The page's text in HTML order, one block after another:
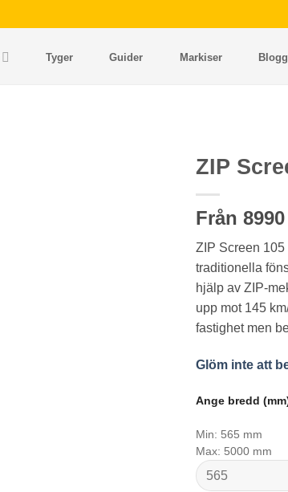
Tyger Guider Markiser Blogg
ZIP
Från
ZIP Screen 105
traditionella
hjälp av ZIP-
upp mot 145
fastighet men
Glöm inte att
Ange bredd
Min: 565 mm
Max: 5000 mm